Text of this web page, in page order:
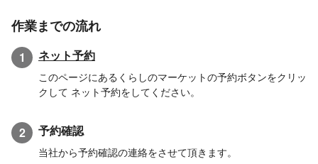
作業までの流れ
1 ネット予約
このページにあるくらしのマーケットの予約ボタンをクリッ
クして ネット予約をしてください。
2 予約確認
当社から予約確認の連絡をさせて頂きます。